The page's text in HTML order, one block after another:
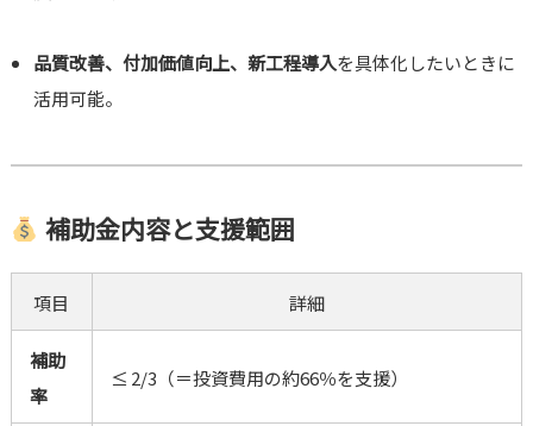
品質改善、付加価値向上、新工程導入を具体化したいときに
活用可能。
補助金内容と支援範囲
項目 詳細
補助
率
≤ 2/3（＝投資費用の約66％を支援）